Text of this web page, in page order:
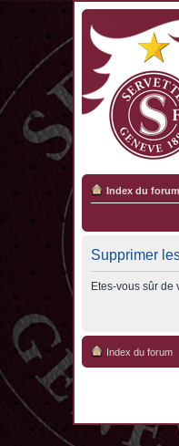
Index du forum
Supprimer
Etes-vous sûr
Index du forum